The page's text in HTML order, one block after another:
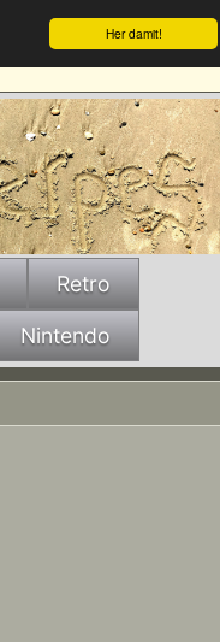
Her damit!
Retro
Nintendo